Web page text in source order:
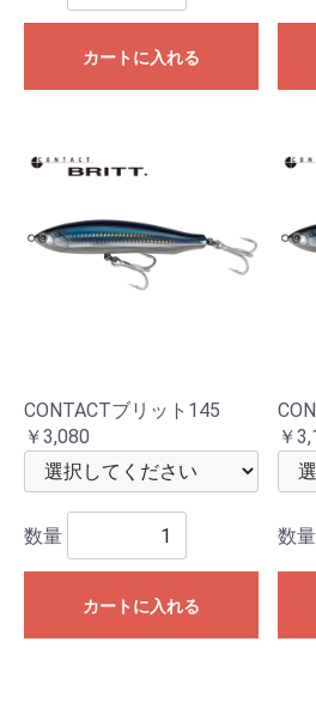
カートに入れる
CONTACTブリット145
￥3,080
数量
カートに入れる
￥
数量